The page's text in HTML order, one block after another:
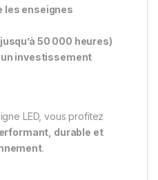
les enseignes
50 000 heures)
investissement
LED, vous profitez
durable et
.